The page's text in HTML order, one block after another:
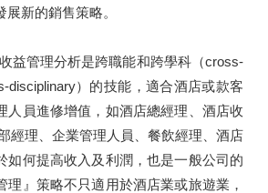
新的銷售策略。
益管理分析是跨職能和跨學科（cross-
disciplinary）的技能，適合酒店或款客
人員進修增值，如酒店總經理、酒店收
經理、企業管理人員、餐飲經理、酒店
如何提高收入及利潤，也是一般公司的
理』策略不只適用於酒店業或旅遊業，